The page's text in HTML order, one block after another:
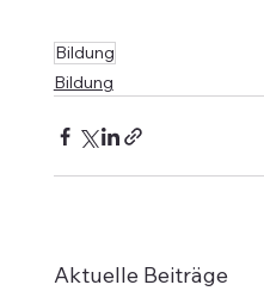
Bildung
Bildung
Aktuelle Beiträge